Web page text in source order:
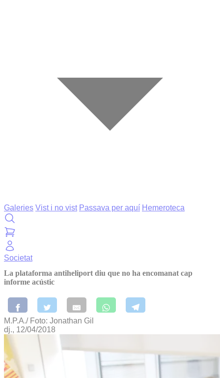
Galeries Vist i no vist Passava per aquí Hemeroteca
Societat
La plataforma antiheliport diu que no ha encomanat cap
informe acústic
M.P.A./ Foto: Jonathan Gil
dj., 12/04/2018